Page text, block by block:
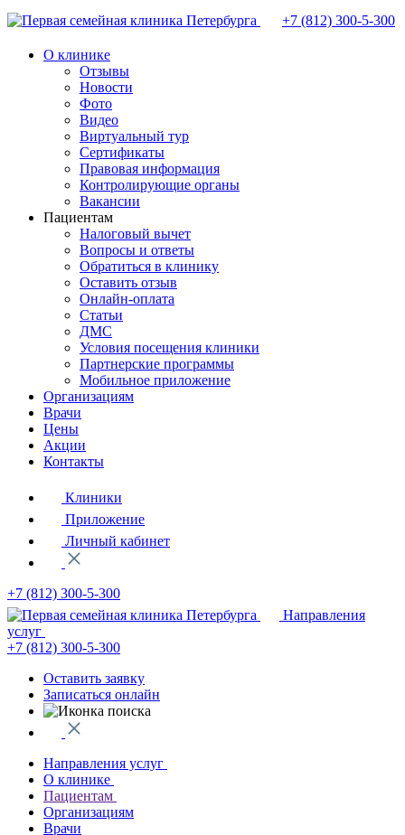
+7 (812) 300-5-300
О клинике
Отзывы
Новости
Фото
Видео
Виртуальный тур
Сертификаты
Правовая информация
Контролирующие органы
Вакансии
Пациентам
Налоговый вычет
Вопросы и ответы
Обратиться в клинику
Оставить отзыв
Онлайн-оплата
Статьи
ДМС
Условия посещения клиники
Партнерские программы
Мобильное приложение
Организациям
Врачи
Цены
Акции
Контакты
Клиники
Приложение
Личный кабинет
+7 (812) 300-5-300
Направления
услуг
+7 (812) 300-5-300
Оставить заявку
Записаться онлайн
Направления услуг
О клинике
Пациентам
Организациям
Врачи